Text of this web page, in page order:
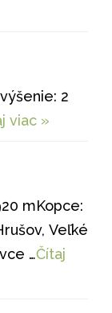
2
viac »
mKopce:
Veľké
…Čítaj